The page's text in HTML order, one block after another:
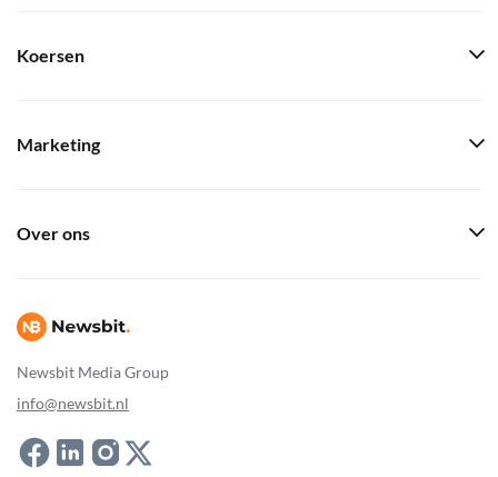
Newsbit Media Group
info@newsbit.nl
Koersen
Marketing
Over ons